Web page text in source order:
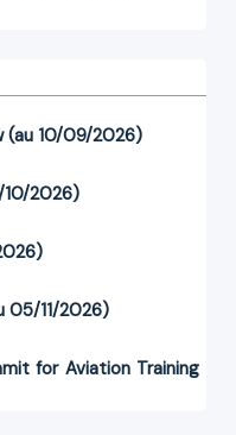
(au 10/09/2026)
10/2026)
05/11/2026)
for Aviation Training